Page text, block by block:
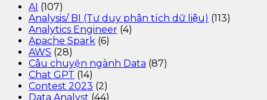
AI (107)
Analysis/ BI (Tư duy phân tích dữ liệu) (113)
Analytics Engineer (4)
Apache Spark (6)
AWS (28)
Câu chuyện ngành Data (87)
Chat GPT (14)
Contest 2023 (2)
Data Analyst (44)